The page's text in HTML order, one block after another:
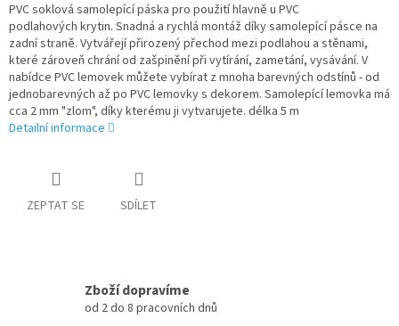
PVC soklová samolepící páska pro použití hlavně u PVC
podlahových krytin. Snadná a rychlá montáž díky samolepící pásce na
zadní straně. Vytvářejí přirozený přechod mezi podlahou a stěnami,
které zároveň chrání od zašpinění při vytírání, zametání, vysávání. V
nabídce PVC lemovek můžete vybírat z mnoha barevných odstínů - od
jednobarevných až po PVC lemovky s dekorem. Samolepící lemovka má
cca 2 mm "zlom", díky kterému ji vytvarujete. délka 5 m
Detailní informace
ZEPTAT SE SDÍLET
Zboží dopravíme
od 2 do 8 pracovních dnů